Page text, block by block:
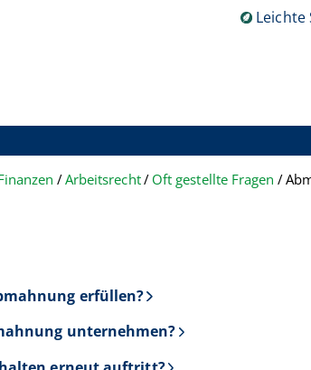
Leichte
Arbeitsrecht Oft gestellte Fragen
erfüllen?
unternehmen?